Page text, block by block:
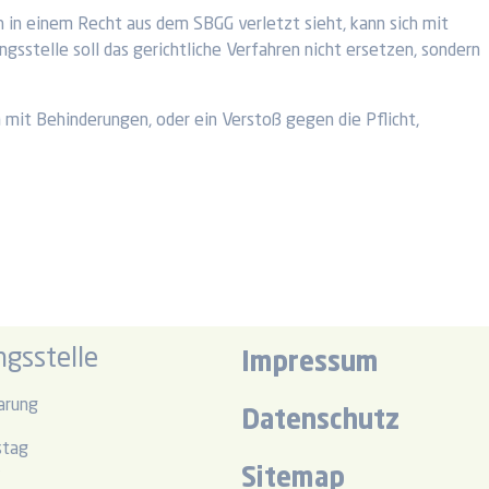
einem Recht aus dem SBGG verletzt sieht, kann sich mit
soll das gerichtliche Verfahren nicht ersetzen, sondern
mit Behinderungen, oder ein Verstoß gegen die Pflicht,
Impressum
Datenschutz
Sitemap